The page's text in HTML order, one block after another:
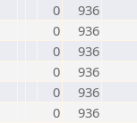
0
936
0
936
0
936
0
936
0
936
0
936